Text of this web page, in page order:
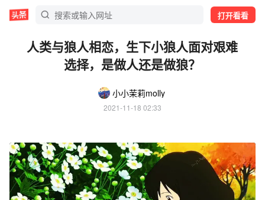
打开看看
人类与狼人相恋，生下小狼人面对艰难
选择，是做人还是做狼？
小小茉莉molly
2021-11-18 02:33